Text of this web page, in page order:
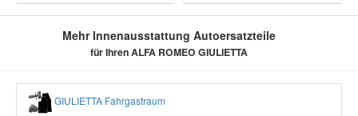
Mehr Innenausstattung Autoersatzteile
für Ihren ALFA ROMEO GIULIETTA
GIULIETTA Fahrgastraum